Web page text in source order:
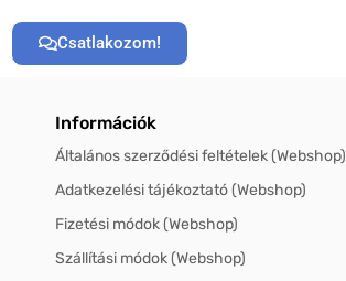
Csatlakozom!
Információk
Általános szerződési feltételek (Webshop)
Adatkezelési tájékoztató (Webshop)
Fizetési módok (Webshop)
Szállítási módok (Webshop)